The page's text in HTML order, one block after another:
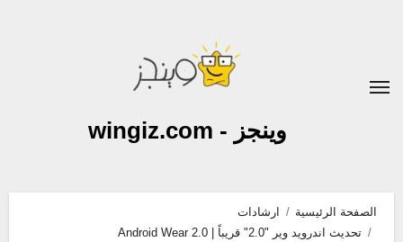
وينجز - wingiz.com
الصفحة الرئيسية
ارشادات
تحديث اندرويد وير "2.0" قريباً | Android Wear 2.0